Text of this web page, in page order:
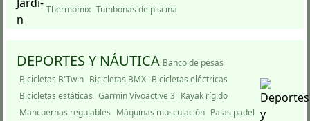
Thermomix Tumbonas de piscina
DEPORTES Y NÁUTICA Banco de pesas
Bicicletas B'Twin Bicicletas BMX Bicicletas eléctricas
Bicicletas estáticas Garmin Vivoactive 3 Kayak rí­gido
Mancuernas regulables Máquinas musculación Palas padel